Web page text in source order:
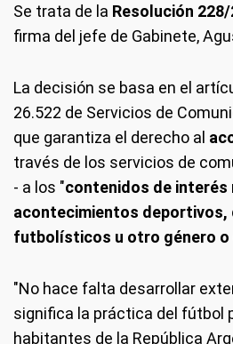
Se trata de la Resolución
firma del jefe de Gabinete,
La decisión se basa en el
26.522 de Servicios de
que garantiza el derecho al
través de los servicios de
- a los "contenidos de interés
acontecimientos deportivos,
futbolísticos u otro género o
"No hace falta desarrollar
significa la práctica del fútbol
habitantes de la República